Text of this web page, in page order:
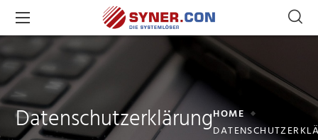
DatenschutzerklärungHOME